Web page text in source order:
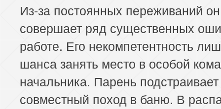
Из-за постоянных переживаний он
совершает ряд существенных
работе. Его некомпетентность
шанса занять место в особой
начальника. Парень подстраивает
совместный поход в баню. В